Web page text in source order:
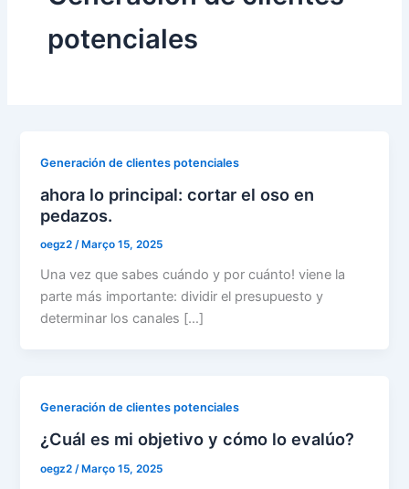
potenciales
Generación de clientes potenciales
ahora lo principal: cortar el oso en
pedazos.
oegz2/ Março 15, 2025
Una vez que sabes cuándo y por cuánto! viene la
parte más importante: dividir el presupuesto y
determinar los canales […]
Generación de clientes potenciales
¿Cuál es mi objetivo y cómo lo evalúo?
oegz2 /Março 15, 2025